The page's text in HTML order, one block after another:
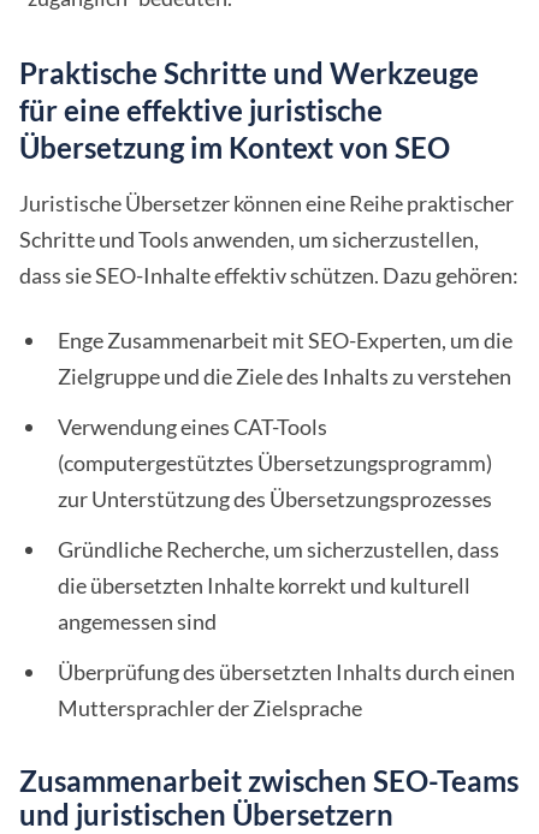
Praktische Schritte und Werkzeuge
für eine effektive juristische
Übersetzung im Kontext von SEO
Juristische Übersetzer können eine Reihe praktischer
Schritte und Tools anwenden, um sicherzustellen,
dass sie SEO-Inhalte effektiv schützen. Dazu gehören:
Enge Zusammenarbeit mit SEO-Experten, um die
Zielgruppe und die Ziele des Inhalts zu verstehen
Verwendung eines CAT-Tools
(computergestütztes Übersetzungsprogramm)
zur Unterstützung des Übersetzungsprozesses
Gründliche Recherche, um sicherzustellen, dass
die übersetzten Inhalte korrekt und kulturell
angemessen sind
Überprüfung des übersetzten Inhalts durch einen
Muttersprachler der Zielsprache
Zusammenarbeit zwischen SEO-Teams
und juristischen Übersetzern